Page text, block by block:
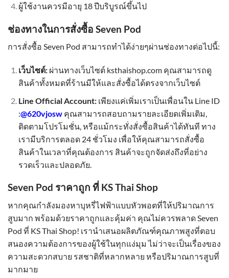
ผู้ใช้งานควรมีอายุ 18 ปีบริบูรณ์ขึ้นไป
ช่องทางในการสั่งซื้อ Seven Pod
การสั่งซื้อ Seven Pod สามารถทำได้ง่ายๆผ่านช่องทางต่อไปนี้:
เว็บไซต์:ผ่านทางเว็บไซต์ ksthaishop.com คุณสามารถดู
สินค้าทั้งหมดที่ร้านมีให้และสั่งซื้อได้ตรงจากเว็บไซต์
Line Official Account:เพียงแค่เพิ่มเราเป็นเพื่อนใน Line ID
:@620vjosw คุณสามารถสอบถามรายละเอียดเพิ่มเติม,
ติดตามโปรโมชั่น, หรือแม้กระทั่งสั่งซื้อสินค้าได้ทันที ทาง
เรามีบริการตลอด 24 ชั่วโมง เพื่อให้คุณสามารถสั่งซื้อ
สินค้าในเวลาที่คุณต้องการ สินค้าจะถูกจัดส่งถึงที่อย่าง
รวดเร็วและปลอดภัย.
Seven Pod ราคาถูก ที่ KS Thai Shop
หากคุณกำลังมองหาบุหรี่ไฟฟ้าแบบหัวพอตที่ให้ปริมาณการ
สูบมาก พร้อมด้วยราคาถูกและคุ้มค่า คุณไม่ควรพลาด Seven
Pod ที่ KS Thai Shop! เรานำเสนอผลิตภัณฑ์คุณภาพสูงที่ตอบ
สนองความต้องการของผู้ใช้ในทุกแง่มุม ไม่ว่าจะเป็นเรื่องของ
ความสะดวกสบาย รสชาติที่หลากหลาย หรือปริมาณการสูบที่
มากมาย